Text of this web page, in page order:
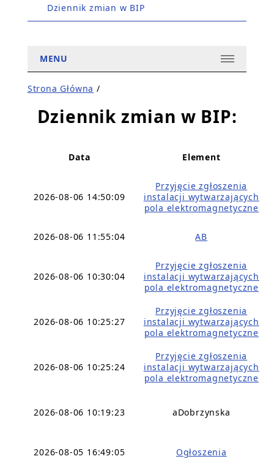
Dziennik zmian w BIP
MENU
Strona Główna /
Dziennik zmian w BIP:
Data Element
2026-08-06 14:50:09
Przyjęcie zgłoszenia
instalacji wytwarzających
pola elektromagnetyczne
2026-08-06 11:55:04 AB
2026-08-06 10:30:04
Przyjęcie zgłoszenia
instalacji wytwarzających
pola elektromagnetyczne
2026-08-06 10:25:27
Przyjęcie zgłoszenia
instalacji wytwarzających
pola elektromagnetyczne
2026-08-06 10:25:24
Przyjęcie zgłoszenia
instalacji wytwarzających
pola elektromagnetyczne
2026-08-06 10:19:23 aDobrzynska
2026-08-05 16:49:05 Ogłoszenia